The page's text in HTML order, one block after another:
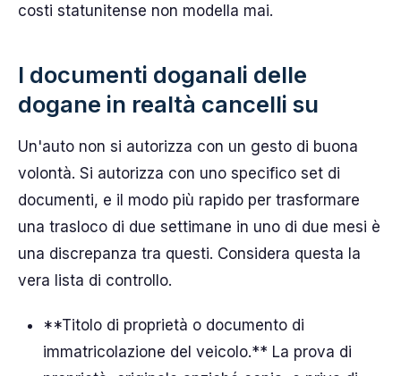
costi statunitense non modella mai.
I documenti doganali delle
dogane in realtà cancelli su
Un'auto non si autorizza con un gesto di buona
volontà. Si autorizza con uno specifico set di
documenti, e il modo più rapido per trasformare
una trasloco di due settimane in uno di due mesi è
una discrepanza tra questi. Considera questa la
vera lista di controllo.
**Titolo di proprietà o documento di
immatricolazione del veicolo.** La prova di